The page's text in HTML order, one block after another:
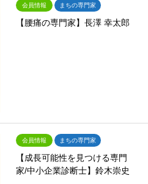
会員情報 まちの専門家
【腰痛の専門家】長澤 幸太郎
会員情報 まちの専門家
【成長可能性を見つける専門
家/中小企業診断士】鈴木崇史